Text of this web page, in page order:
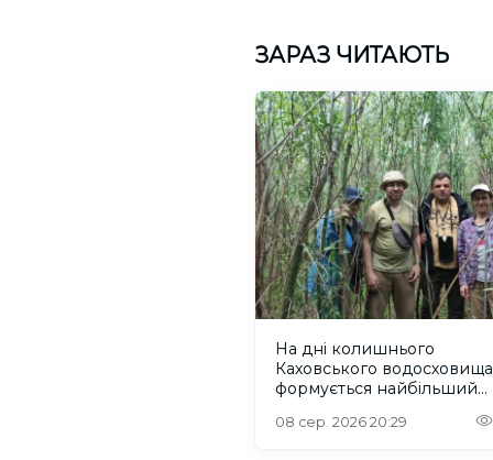
ЗАРАЗ ЧИТАЮТЬ
На дні колишнього
Каховського водосховища
формується найбільший
08 сер. 2026 20:29